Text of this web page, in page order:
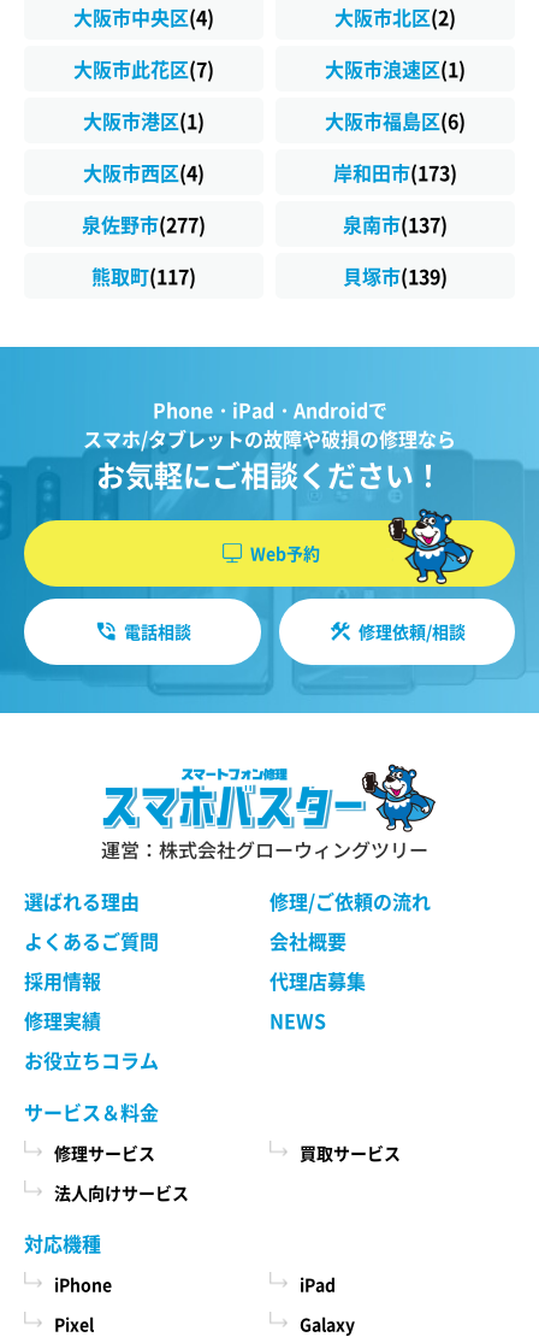
大阪市中央区(4) 大阪市北区(2)
大阪市此花区(7) 大阪市浪速区(1)
大阪市港区(1) 大阪市福島区(6)
大阪市西区(4) 岸和田市(173)
泉佐野市(277) 泉南市(137)
熊取町(117) 貝塚市(139)
Phone・iPad・Androidで
スマホ/タブレットの故障や破損の修理なら
お気軽にご相談ください！
Web予約
電話相談 修理依頼/相談
運営：株式会社グローウィングツリー
選ばれる理由
修理/ご依頼の流れ
よくあるご質問
会社概要
採用情報
代理店募集
修理実績
NEWS
お役立ちコラム
サービス＆料金
修理サービス
買取サービス
法人向けサービス
対応機種
iPhone
iPad
Pixel
Galaxy